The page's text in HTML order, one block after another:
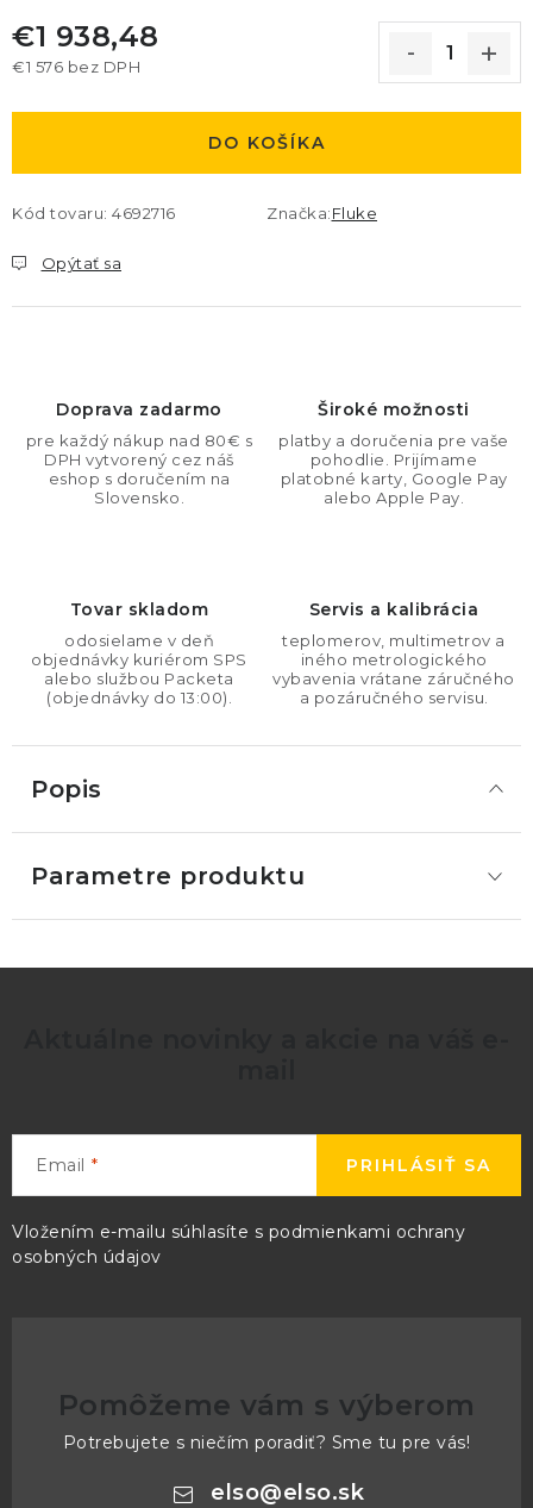
€1 938,48
€1 576 bez DPH
DO KOŠÍKA
Kód tovaru: 4692716 Značka:Fluke
Opýtať sa
Doprava zadarmo
pre každý nákup nad 80€ s
DPH vytvorený cez náš
eshop s doručením na
Slovensko.
Široké možnosti
platby a doručenia pre vaše
pohodlie. Prijímame
platobné karty, Google Pay
alebo Apple Pay.
Tovar skladom
odosielame v deň
objednávky kuriérom SPS
alebo službou Packeta
(objednávky do 13:00).
Servis a kalibrácia
teplomerov, multimetrov a
iného metrologického
vybavenia vrátane záručného
a pozáručného servisu.
Popis
Parametre produktu
Email
Vložením e-mailu súhlasíte s podmienkami ochrany
osobných údajov
PRIHLÁSIŤ SA
Pomôžeme vám s výberom
Potrebujete s niečím poradiť? Sme tu pre vás!
elso@elso.sk